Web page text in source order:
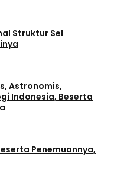
Struktur Sel
Astronomis,
Indonesia, Beserta
Penemuannya,